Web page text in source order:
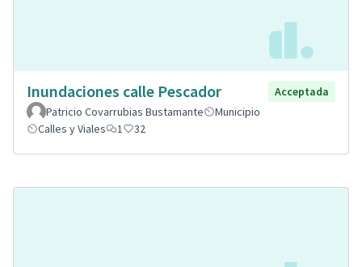
Inundaciones calle Pescador
Acceptada
Patricio Covarrubias Bustamante
Municipio
Calles y Viales
1 32